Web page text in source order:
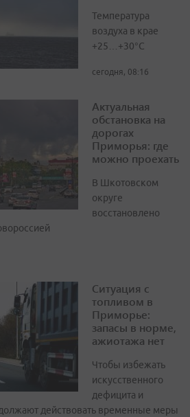
Температура
воздуха в крае
+25…+30°C
сегодня, 08:16
Актуальная
обстановка на
дорогах
Приморья: где
можно проехать
В Шкотовском
округе
восстановлено
Ситуация с
топливом в
Приморье:
запасы в норме,
ажиотажа нет
Чтобы избежать
искусственного
дефицита и
действовать временные меры